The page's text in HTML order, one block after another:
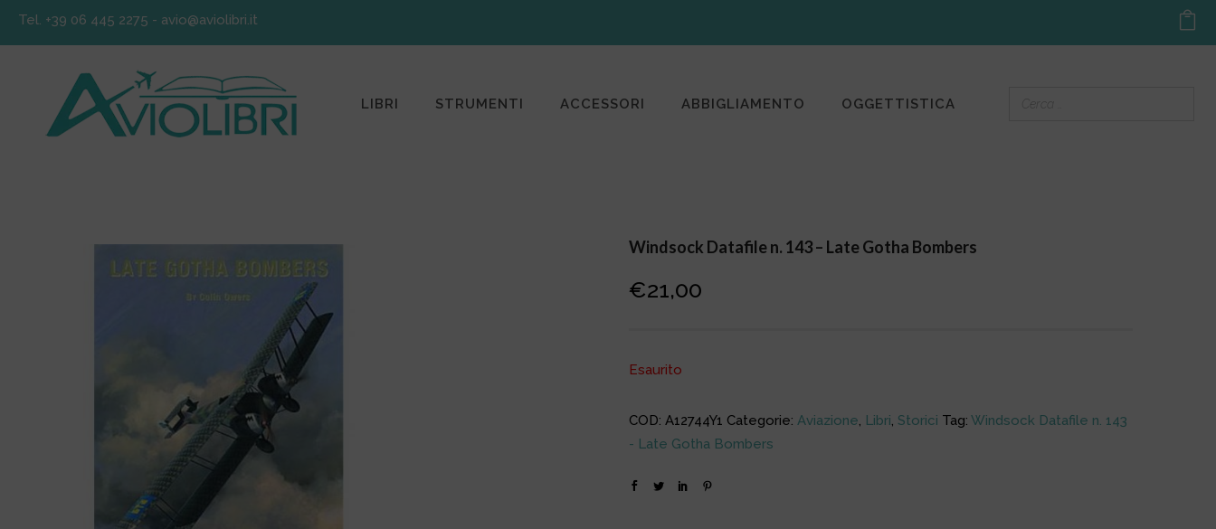
Tel. +39 06 445 2275 - avio@aviolibri.it
LIBRI STRUMENTI ACCESSORI ABBIGLIAMENTO OGGETTISTICA
Windsock Datafile n. 143 – Late Gotha Bombers
€21,00
Esaurito
COD:A12744Y1 Categorie:Aviazione, Libri, Storici Tag:Windsock Datafile n. 143
- Late Gotha Bombers